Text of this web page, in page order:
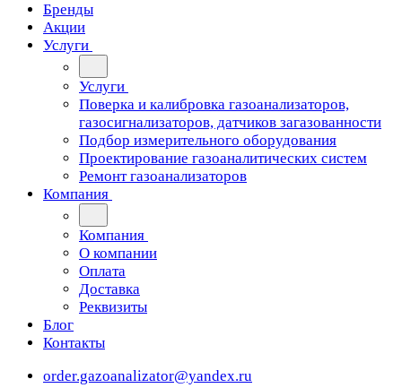
Бренды
Акции
Услуги
Услуги
Поверка и калибровка газоанализаторов,
газосигнализаторов, датчиков загазованности
Подбор измерительного оборудования
Проектирование газоаналитических систем
Ремонт газоанализаторов
Компания
Компания
О компании
Оплата
Доставка
Реквизиты
Блог
Контакты
order.gazoanalizator@yandex.ru